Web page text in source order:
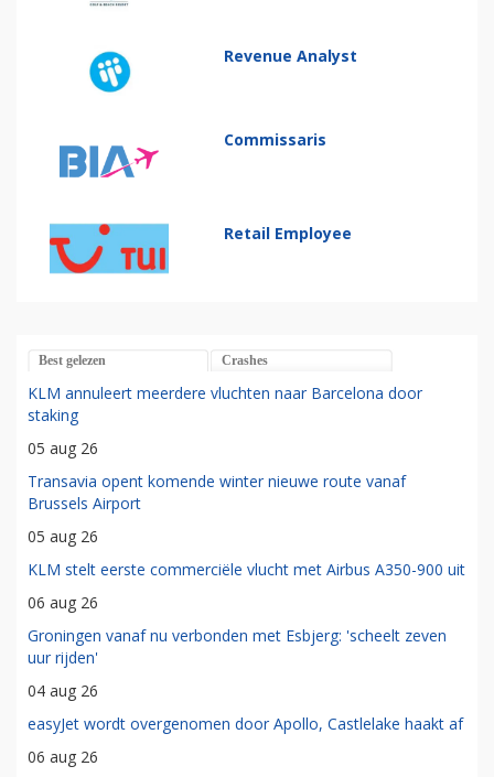
Revenue Analyst
Commissaris
Retail Employee
Best gelezen Crashes
KLM annuleert meerdere vluchten naar Barcelona door
staking
05 aug 26
Transavia opent komende winter nieuwe route vanaf
Brussels Airport
05 aug 26
KLM stelt eerste commerciële vlucht met Airbus A350-900 uit
06 aug 26
Groningen vanaf nu verbonden met Esbjerg: 'scheelt zeven
uur rijden'
04 aug 26
easyJet wordt overgenomen door Apollo, Castlelake haakt af
06 aug 26